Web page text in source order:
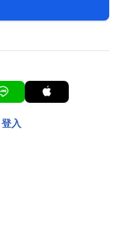
登入